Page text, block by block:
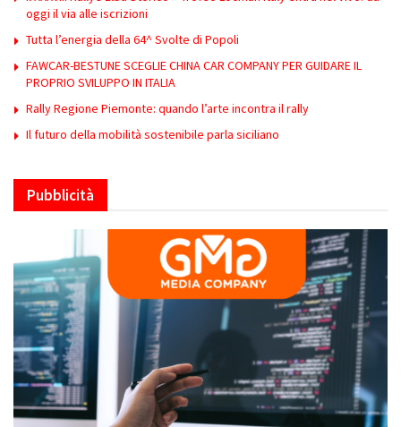
oggi il via alle iscrizioni
Tutta l’energia della 64^ Svolte di Popoli
FAWCAR-BESTUNE SCEGLIE CHINA CAR COMPANY PER GUIDARE IL
PROPRIO SVILUPPO IN ITALIA
Rally Regione Piemonte: quando l’arte incontra il rally
Il futuro della mobilità sostenibile parla siciliano
Pubblicità